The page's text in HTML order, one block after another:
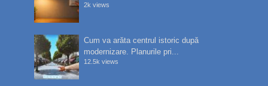
2k views
Cum va arăta centrul istoric după
modernizare. Planurile pri...
12.5k views